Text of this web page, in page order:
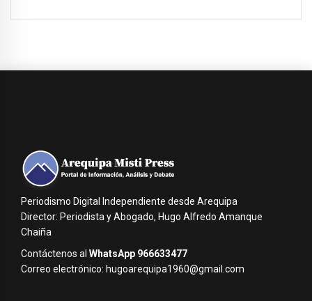
Periodismo Digital Independiente desde Arequipa
Director: Periodista y Abogado, Hugo Alfredo Amanque
Chaiña
Contáctenos al WhatsApp 966633477
Correo electrónico: hugoarequipa1960@gmail.com